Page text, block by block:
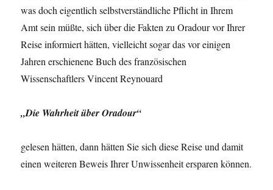
was doch eigentlich selbstverständliche Pflicht in Ihrem
Amt sein müßte, sich über die Fakten zu Oradour vor Ihrer
Reise informiert hätten, vielleicht sogar das vor einigen
Jahren erschienene Buch des französischen
Wissenschaftlers Vincent Reynouard
„Die Wahrheit über Oradour“
gelesen hätten, dann hätten Sie sich diese Reise und damit
einen weiteren Beweis Ihrer Unwissenheit ersparen können.